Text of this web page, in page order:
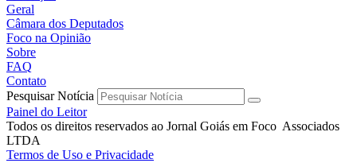
Geral
Câmara dos Deputados
Foco na Opinião
Sobre
FAQ
Contato
Pesquisar Notícia
Painel do Leitor
Todos os direitos reservados ao Jornal Goiás em Foco Associados
LTDA
Termos de Uso e Privacidade